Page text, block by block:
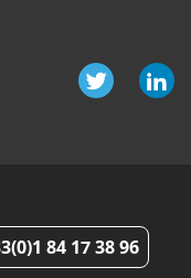
84 17 38 96